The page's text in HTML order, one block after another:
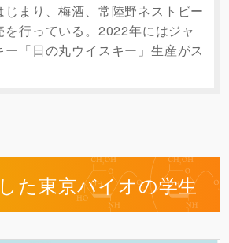
まり、梅酒、常陸野ネストビー
を行っている。2022年にはジャ
「日の丸ウイスキー」生産がス
た東京バイオの学生